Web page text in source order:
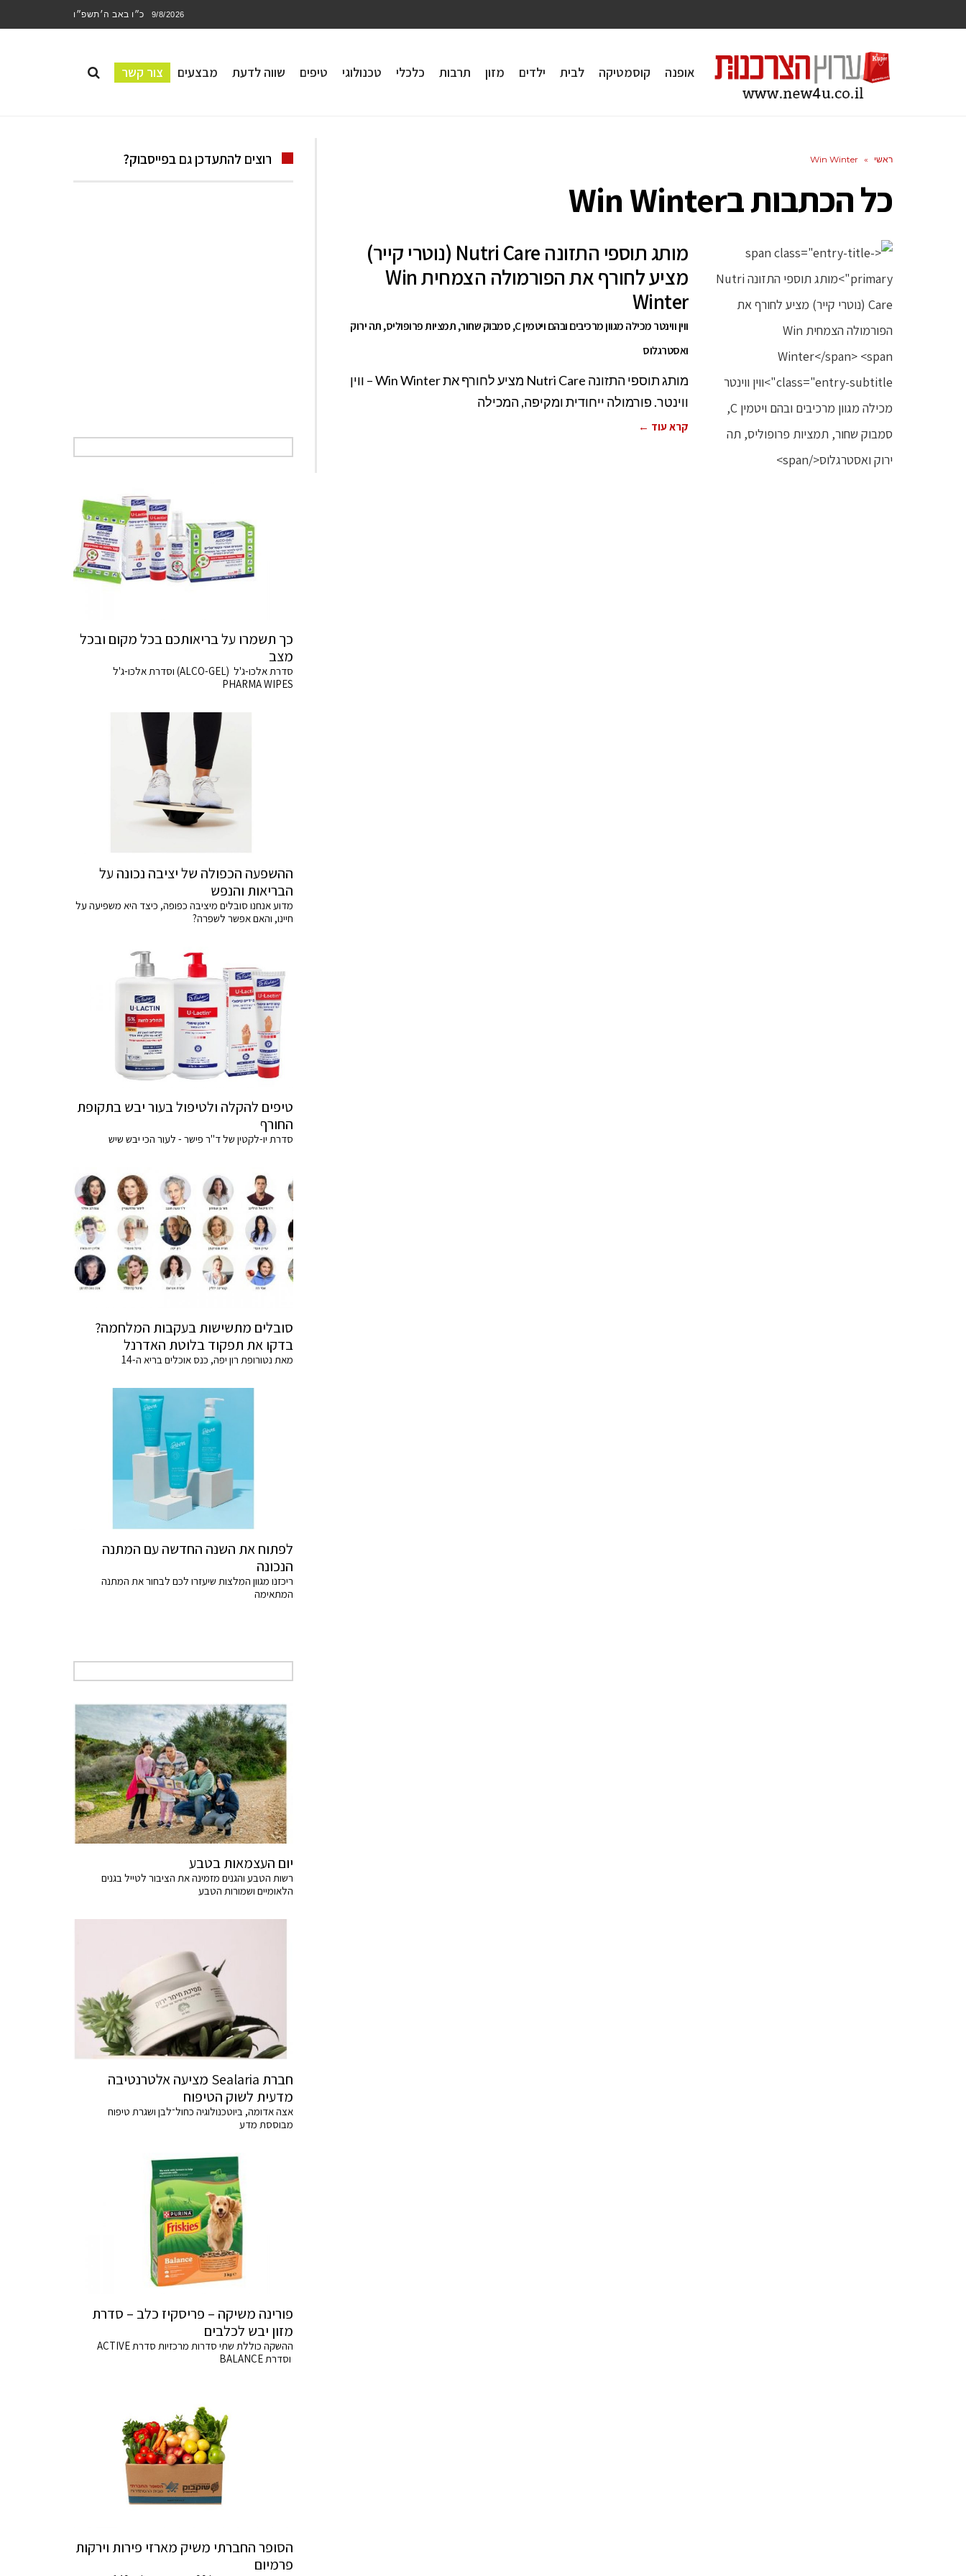
9/8/2026 כ״ו באב ה׳תשפ״ו
אופנה קוסמטיקה לבית ילדים מזון תרבות כלכלי טכנולוגי טיפים שווה לדעת מבצעים צור קשר
ראשי »
Win Winter
כל הכתבות בWin Winter
מותג תוספי התזונה Nutri Care (נוטרי קייר)
מציע לחורף את הפורמולה הצמחית Win
Winter
ווין ווינטר מכילה מגוון מרכיבים ובהם ויטמין C, סמבוק שחור, תמציות פרופוליס, תה ירוק
ואסטרגלוס
מותג תוספי התזונה Nutri Care מציע לחורף את Win Winter – ווין
ווינטר. פורמולה ייחודית ומקיפה, המכילה
קרא עוד ←
רוצים להתעדכן גם בפייסבוק?
כך תשמרו על בריאותכם בכל מקום ובכל
מצב
סדרת אלכו-ג'ל (ALCO-GEL) וסדרת אלכו-ג'ל
PHARMA WIPES
ההשפעה הכפולה של יציבה נכונה על
הבריאות והנפש
מדוע אנחנו סובלים מיציבה כפופה, כיצד היא משפיעה על
חיינו, והאם אפשר לשפרה?
טיפים להקלה ולטיפול בעור יבש בתקופת
החורף
סדרת יו-לקטין של ד"ר פישר - לעור הכי יבש שיש
סובלים מתשישות בעקבות המלחמה?
בדקו את תפקוד בלוטת האדרנל
מאת נטורופת רון יפה, כנס אוכלים בריא ה-14
לפתוח את השנה החדשה עם המתנה
הנכונה
ריכזנו מגוון המלצות שיעזרו לכם לבחור את המתנה
המתאימה
יום העצמאות בטבע
רשות הטבע והגנים מזמינה את הציבור לטייל בגנים
הלאומיים ושמורות הטבע
חברת Sealaria מציעה אלטרנטיבה
מדעית לשוק הטיפוח
אצה אדומה, ביוטכנולוגיה כחול־לבן ושגרת טיפוח
מבוססת מדע
פורינה משיקה – פריסקיז כלב – סדרת
מזון יבש לכלבים
ההשקה כוללת שתי סדרות מרכזיות סדרת ACTIVE
וסדרת BALANCE
הסופר החברתי משיק מארזי פירות וירקות
פרמיום